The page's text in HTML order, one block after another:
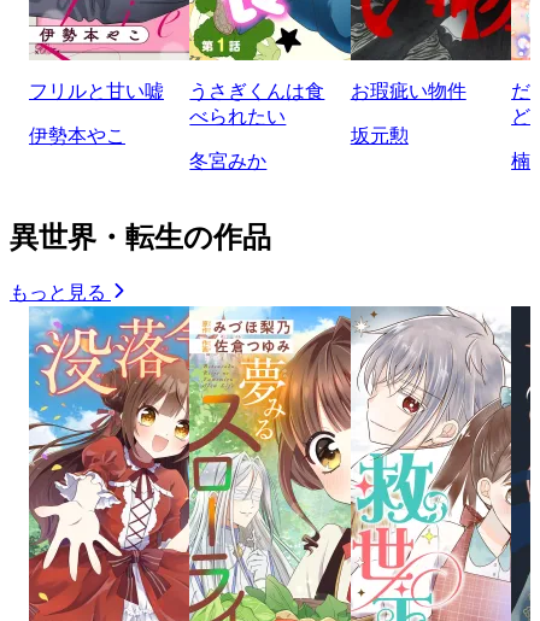
フリルと甘い嘘
伊勢本やこ
うさぎくんは食
べられたい
冬宮みか
お瑕疵い物件
坂元勲
だ
ど
楠
異世界・転生の作品
もっと見る